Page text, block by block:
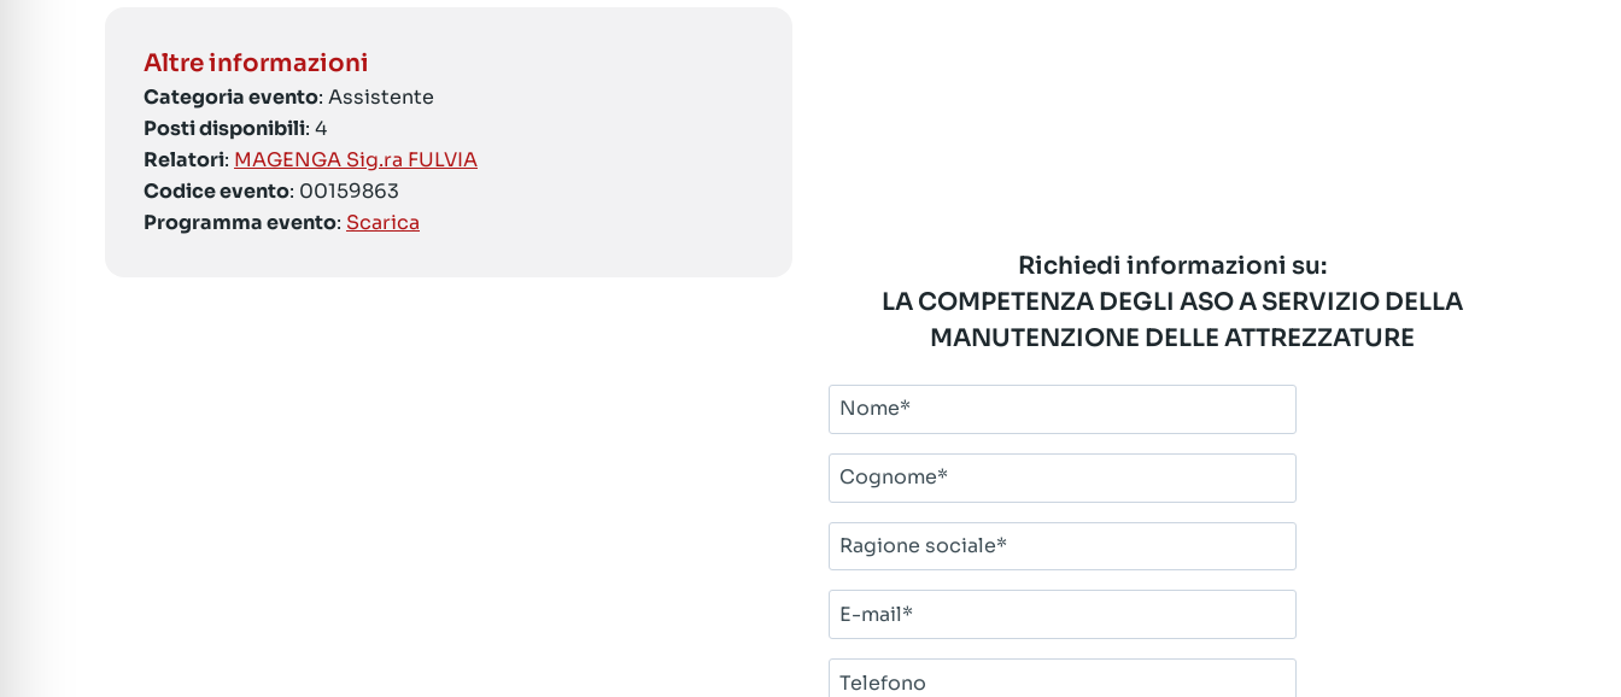
Altre informazioni
Categoria evento: Assistente
Posti disponibili: 4
Relatori: MAGENGA Sig.ra FULVIA
Codice evento: 00159863
Programma evento: Scarica
Richiedi informazioni su:
LA COMPETENZA DEGLI ASO A SERVIZIO DELLA
MANUTENZIONE DELLE ATTREZZATURE
Nome*
Cognome*
Ragione
sociale*
E-
mail*
Telefono